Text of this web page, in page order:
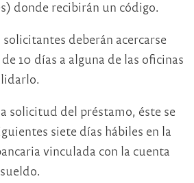
donde recibirán un código.
solicitantes deberán acercarse
10 días a alguna de las oficinas
solicitud del préstamo, éste se
siete días hábiles en la
vinculada con la cuenta